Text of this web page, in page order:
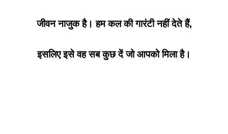
जीवन नाजुक है। हम कल की गारंटी नहीं देते हैं,
इसलिए इसे वह सब कुछ दें जो आपको मिला है।